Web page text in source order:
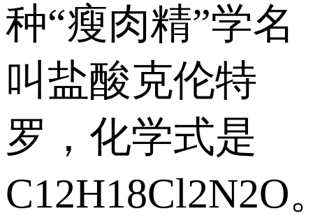
种“瘦肉精”学名
叫盐酸克伦特
罗，化学式是
C12H18Cl2N2O